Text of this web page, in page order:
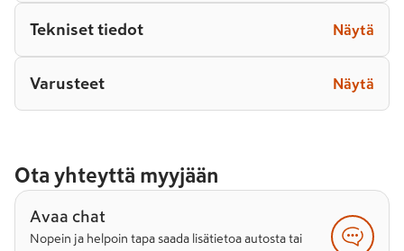
Tekniset tiedot Näytä
Varusteet Näytä
Ota yhteyttä myyjään
Avaa chat
Nopein ja helpoin tapa saada lisätietoa autosta tai